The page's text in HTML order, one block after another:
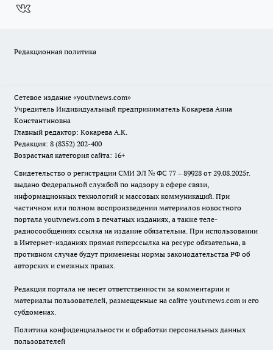
Редакционная политика
Сетевое издание «youtvnews.com»
Учредитель Индивидуальный предприниматель Кокарева Анна
Константиновна
Главный редактор: Кокарева А.К.
Редакция: 8 (8352) 202-400
Возрастная категория сайта: 16+
Свидетельство о регистрации СМИ ЭЛ № ФС 77 – 89928 от 29.08.2025г.
выдано Федеральной службой по надзору в сфере связи,
информационных технологий и массовых коммуникаций. При
частичном или полном воспроизведении материалов новостного
портала youtvnews.com в печатных изданиях, а также теле-
радиосообщениях ссылка на издание обязательна. При использовании
в Интернет-изданиях прямая гиперссылка на ресурс обязательна, в
противном случае будут применены нормы законодательства РФ об
авторских и смежных правах.
Редакция портала не несет ответственности за комментарии и
материалы пользователей, размещенные на сайте youtvnews.com и его
субдоменах.
Политика конфиденциальности и обработки персональных данных
пользователей